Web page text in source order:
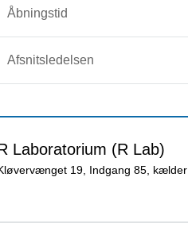
Åbningstid
Afsnitsledelsen
Laboratorium (R Lab)
19, Indgang 85, kælder